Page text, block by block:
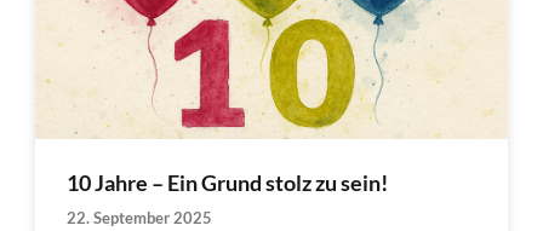
10 Jahre – Ein Grund stolz zu sein!
22. September 2025